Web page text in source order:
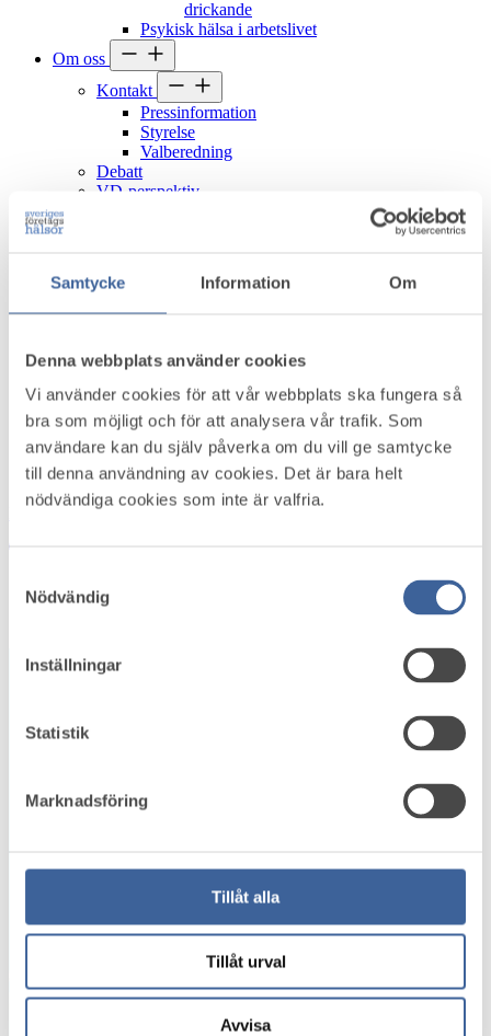
Samtycke Information Om
Denna webbplats använder cookies
Vi använder cookies för att vår webbplats ska fungera så
bra som möjligt och för att analysera vår trafik. Som
användare kan du själv påverka om du vill ge samtycke
till denna användning av cookies. Det är bara helt
nödvändiga cookies som inte är valfria.
Nödvändig
Inställningar
Statistik
Marknadsföring
Tillåt alla
Tillåt urval
Avvisa
drickande
Psykisk hälsa i arbetslivet
Om oss
Kontakt
Pressinformation
Styrelse
Valberedning
Debatt
VD-perspektiv
Associerad samarbetspartner
Bli Associerad samarbetspartner
Referensgrupper
Nyhetsbrev
Vetenskapligt råd
Personuppgiftspolicy
Kakor (Cookies)
Medlemsservice
Logga in
Pressinformation
/
2
27
179
+